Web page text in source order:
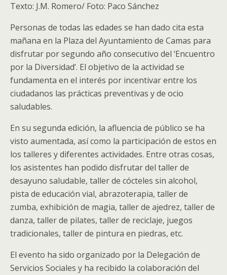
Texto: J.M. Romero/ Foto: Paco Sánchez
Personas de todas las edades se han dado cita esta
mañana en la Plaza del Ayuntamiento de Camas para
disfrutar por segundo año consecutivo del ‘Encuentro
por la Diversidad’. El objetivo de la actividad se
fundamenta en el interés por incentivar entre los
ciudadanos las prácticas preventivas y de ocio
saludables.
En su segunda edición, la afluencia de público se ha
visto aumentada, así como la participación de estos en
los talleres y diferentes actividades. Entre otras cosas,
los asistentes han podido disfrutar del taller de
desayuno saludable, taller de cócteles sin alcohol,
pista de educación vial, abrazoterapia, taller de
zumba, exhibición de magia, taller de ajedrez, taller de
danza, taller de pilates, taller de reciclaje, juegos
tradicionales, taller de pintura en piedras, etc.
El evento ha sido organizado por la Delegación de
Servicios Sociales y ha recibido la colaboración del